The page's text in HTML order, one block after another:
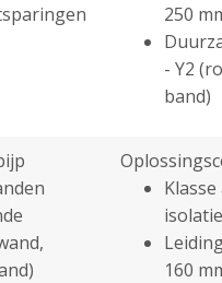
250
- Y2
band)
160